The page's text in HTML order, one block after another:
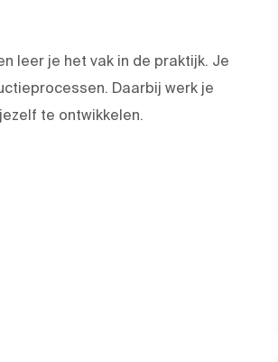
leer je het vak in de praktijk. Je
Daarbij werk je
te ontwikkelen.